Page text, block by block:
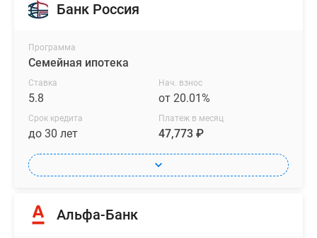
Банк Россия
Программа
Семейная ипотека
Ставка
5.8
Нач. взнос
от 20.01%
Срок кредита
до 30 лет
Платеж в месяц
47,773 ₽
Альфа-Банк